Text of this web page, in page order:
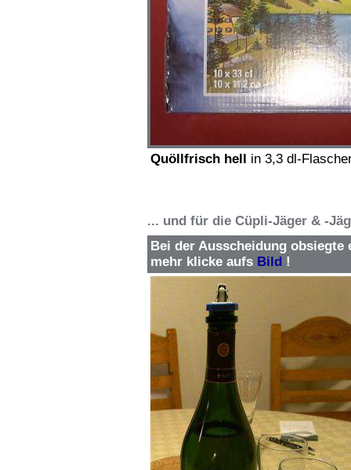
Quöllfrisch hell in 3,3 dl-
... und für die Cüpli-Jäger & -
Bei der Ausscheidung
mehr klicke aufs Bild !